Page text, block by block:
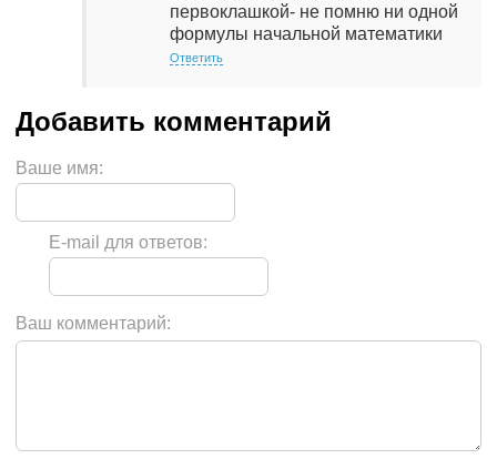
первоклашкой- не помню ни одной
формулы начальной математики
Ответить
Ваше имя:
E-mail для ответов:
Ваш комментарий: